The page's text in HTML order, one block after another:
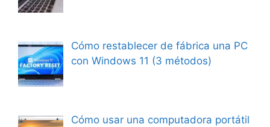
Cómo restablecer de fábrica una PC
con Windows 11 (3 métodos)
Cómo usar una computadora portátil